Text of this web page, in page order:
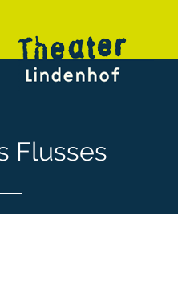
Flusses